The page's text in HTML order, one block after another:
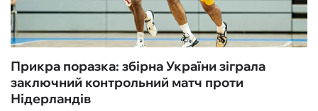
Прикра поразка: збірна України зіграла
заключний контрольний матч проти
Нідерландів